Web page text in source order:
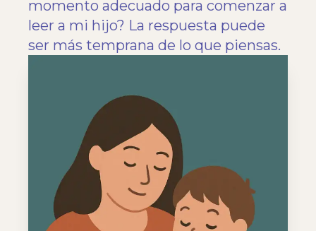
momento adecuado para comenzar a
leer a mi hijo? La respuesta puede
ser más temprana de lo que piensas.